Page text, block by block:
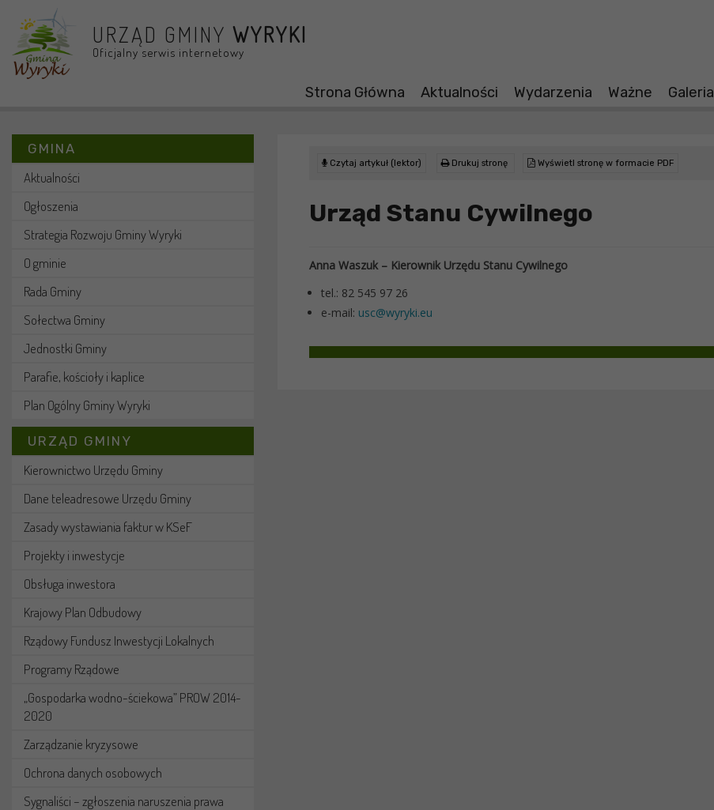
URZĄD GMINY WYRYKI
Oficjalny serwis internetowy
Strona Główna Aktualności Wydarzenia Ważne Galeria
GMINA
Aktualności
Ogłoszenia
Strategia Rozwoju Gminy Wyryki
O gminie
Rada Gminy
Sołectwa Gminy
Jednostki Gminy
Parafie, kościoły i kaplice
Plan Ogólny Gminy Wyryki
URZĄD GMINY
Kierownictwo Urzędu Gminy
Dane teleadresowe Urzędu Gminy
Zasady wystawiania faktur w KSeF
Projekty i inwestycje
Obsługa inwestora
Krajowy Plan Odbudowy
Rządowy Fundusz Inwestycji Lokalnych
Programy Rządowe
„Gospodarka wodno-ściekowa” PROW 2014-
2020
Zarządzanie kryzysowe
Ochrona danych osobowych
Sygnaliści – zgłoszenia naruszenia prawa
Czytaj artykuł (lektor) Drukuj stronę Wyświetl stronę w formacie PDF
Urząd Stanu Cywilnego
Anna Waszuk – Kierownik Urzędu Stanu Cywilnego
tel.: 82 545 97 26
e-mail: usc@wyryki.eu